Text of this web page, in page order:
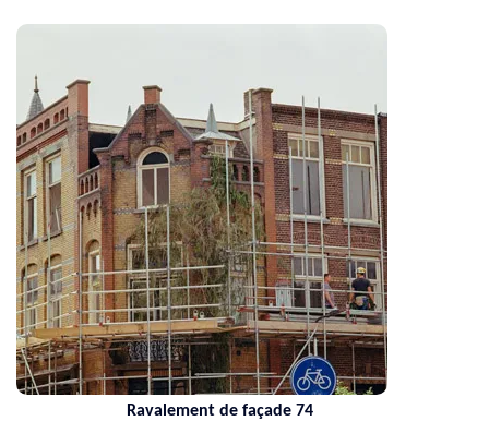
Ravalement de façade 74